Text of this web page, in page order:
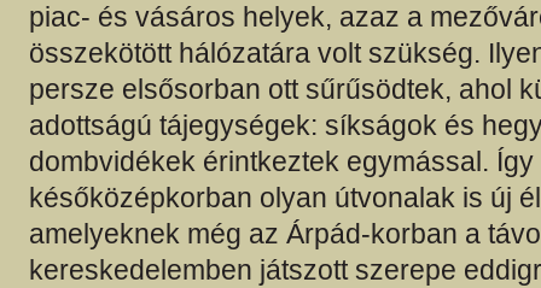
piac- és vásáros helyek, azaz a
összekötött hálózatára volt szükség.
persze elsősorban ott sűrűsödtek, ahol
adottságú tájegységek: síkságok és
dombvidékek érintkeztek egymással. Így
későközépkorban olyan útvonalak is új
amelyeknek még az Árpád-korban a
kereskedelemben játszott szerepe